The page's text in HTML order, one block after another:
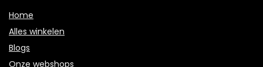
Home
Alles winkelen
Blogs
Onze webshops